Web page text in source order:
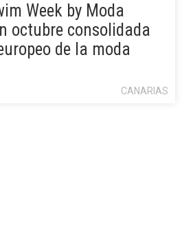
Week by Moda
octubre consolidada
de la moda
CANARIAS